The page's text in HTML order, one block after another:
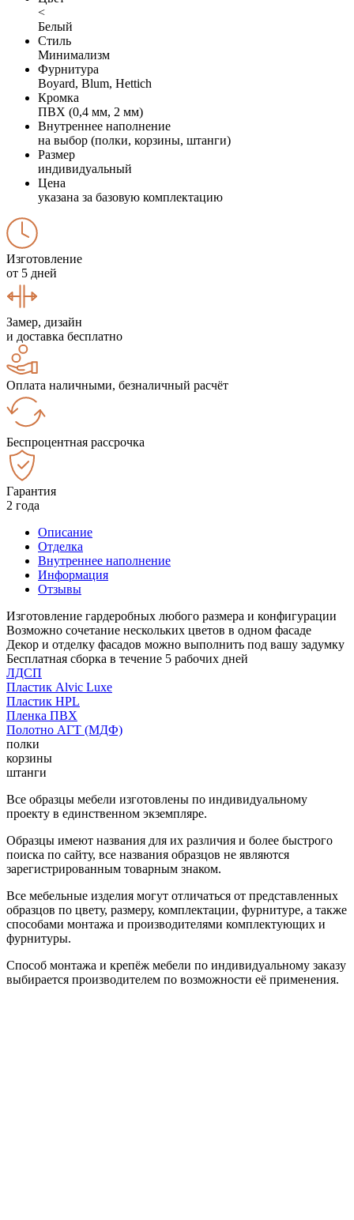
<
Белый
Стиль
Минимализм
Фурнитура
Boyard, Blum, Hettich
Кромка
ПВХ (0,4 мм, 2 мм)
Внутреннее наполнение
на выбор (полки, корзины, штанги)
Размер
индивидуальный
Цена
указана за базовую комплектацию
Изготовление
от 5 дней
Замер, дизайн
и доставка бесплатно
Оплата наличными, безналичный расчёт
Беспроцентная рассрочка
Гарантия
2 года
Описание
Отделка
Внутреннее наполнение
Информация
Отзывы
Изготовление гардеробных любого размера и конфигурации
Возможно сочетание нескольких цветов в одном фасаде
Декор и отделку фасадов можно выполнить под вашу задумку
Бесплатная сборка в течение 5 рабочих дней
ЛДСП
Пластик Alvic Luxe
Пластик HPL
Пленка ПВХ
Полотно АГТ (МДФ)
полки
корзины
штанги
Все образцы мебели изготовлены по индивидуальному
проекту в единственном экземпляре.
Образцы имеют названия для их различия и более быстрого
поиска по сайту, все названия образцов не являются
зарегистрированным товарным знаком.
Все мебельные изделия могут отличаться от представленных
образцов по цвету, размеру, комплектации, фурнитуре, а также
способами монтажа и производителями комплектующих и
фурнитуры.
Способ монтажа и крепёж мебели по индивидуальному заказу
выбирается производителем по возможности её применения.